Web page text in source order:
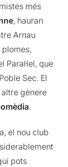
més
, hauran
Arnau
Paral·lel, que
Sec. El
gènere
.
el nou club
pots